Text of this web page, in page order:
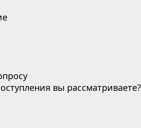
вы рассматриваете?